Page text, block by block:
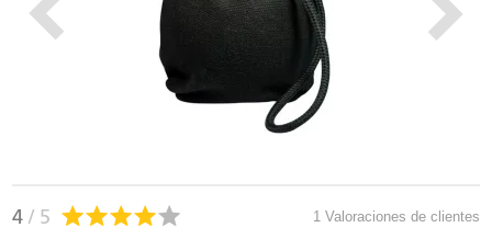
4 / 5 1 Valoraciones de clientes